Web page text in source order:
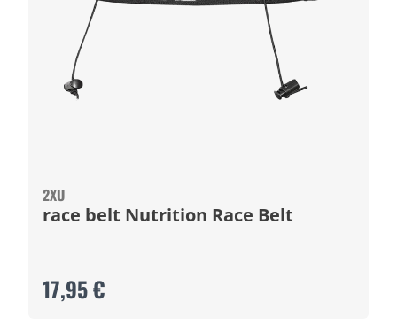
2XU
race belt Nutrition Race Belt
17,95 €